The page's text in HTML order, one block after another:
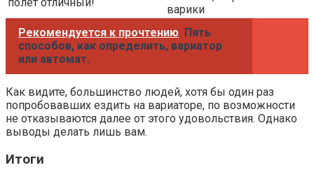
варики
Рекомендуется к прочтению Пять
способов, как определить, вариатор
или автомат.
Как видите, большинство людей, хотя бы один раз
попробовавших ездить на вариаторе, по возможности
не отказываются далее от этого удовольствия. Однако
выводы делать лишь вам.
Итоги